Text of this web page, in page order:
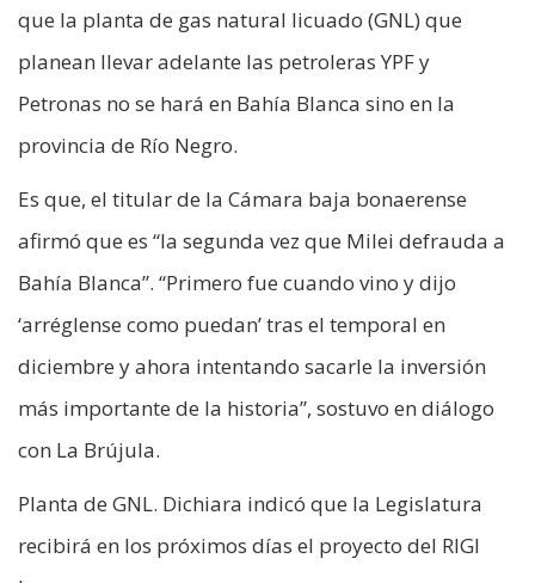
que la planta de gas natural licuado (GNL) que
planean llevar adelante las petroleras YPF y
Petronas no se hará en Bahía Blanca sino en la
provincia de Río Negro.
Es que, el titular de la Cámara baja bonaerense
afirmó que es “la segunda vez que Milei defrauda a
Bahía Blanca”. “Primero fue cuando vino y dijo
‘arréglense como puedan’ tras el temporal en
diciembre y ahora intentando sacarle la inversión
más importante de la historia”, sostuvo en diálogo
con La Brújula.
Planta de GNL. Dichiara indicó que la Legislatura
recibirá en los próximos días el proyecto del RIGI